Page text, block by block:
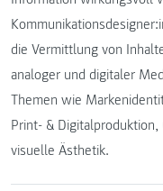
die Vermittlung von
analoger und digitaler
Themen wie
Print- & Digitalproduktion,
visuelle Ästhetik.